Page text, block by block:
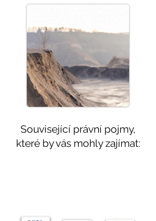
Související právní pojmy,
které by vás mohly zajímat: